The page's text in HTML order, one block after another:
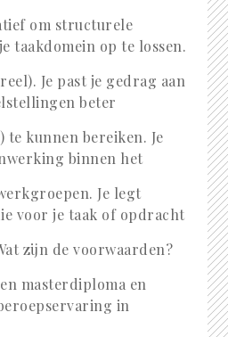
om structurele
taakdomein op te lossen.
Je past je gedrag aan
beter
kunnen bereiken. Je
binnen het
Je legt
voor je taak of opdracht
zijn de voorwaarden?
masterdiploma en
in